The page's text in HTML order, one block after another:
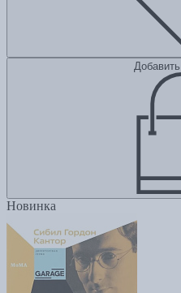
Новинка